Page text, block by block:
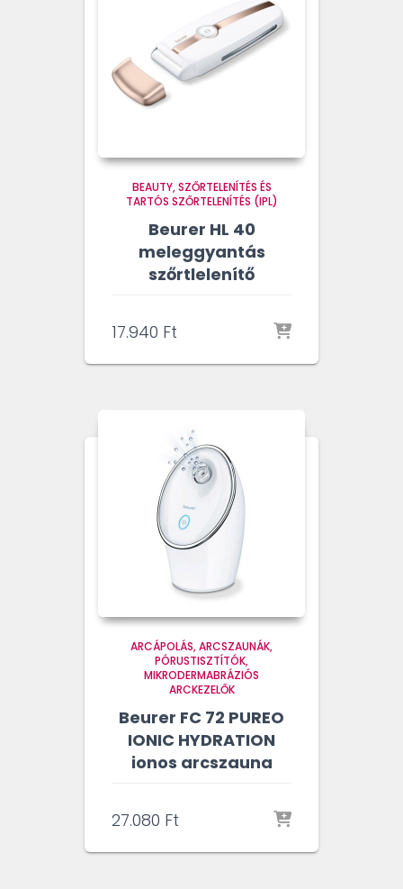
BEAUTY SZŐRTELENÍTÉS ÉS
TARTÓS SZŐRTELENÍTÉS (IPL)
Beurer HL 40
meleggyantás
szőrtlelenítő
17.940 Ft
ARCÁPOLÁS ARCSZAUNÁK,
PÓRUSTISZTÍTÓK,
MIKRODERMABRÁZIÓS
ARCKEZELŐK
Beurer FC 72 PUREO
IONIC HYDRATION
ionos arcszauna
27.080 Ft